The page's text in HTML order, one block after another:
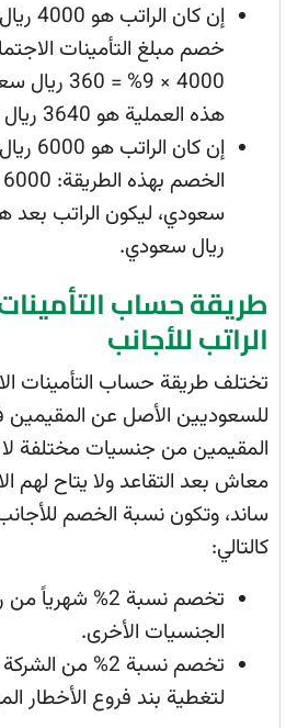
إن
خصم مبلغ التأمينات
4000 × 9%
هذه العملية هو 3640 ريال سعودي.
إن
ريال سعودي.
طريقة حساب
الراتب للأجانب
تختلف طريقة حساب التأمينات
للسعوديين الأصل عن المقيمين
المقيمين من جنسيات مختلفة
معاش بعد التقاعد ولا يتاح لهم
ساند، وتكون نسبة الخصم
كالتالي:
تخصم نسبة 2%
الجنسيات الأخرى.
تخصم نسبة 2%
لتغطية بند فروع الأخطار